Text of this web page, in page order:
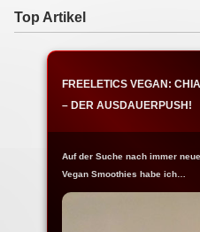
Top Artikel
FREELETICS VEGAN:
– DER AUSDAUERPUSH!
Auf der Suche nach immer
Vegan Smoothies habe ich…